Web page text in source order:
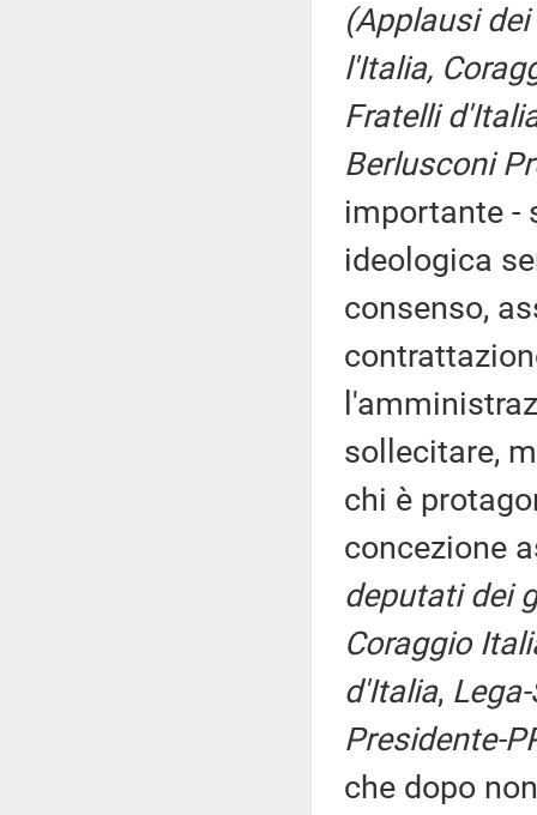
(Applausi
l'Italia,
Fratelli
Berlusconi
importante -
ideologica
consenso,
sollecitare,
chi è
concezione
deputati dei
Coraggio
d'Italia,
Presidente-
che dopo